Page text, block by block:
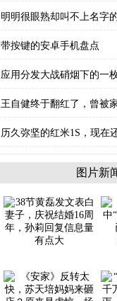
明明很眼熟却叫不上名字
带按键的安卓手机盘点
应用分发大战硝烟下的
王自健终于翻红了，曾被
历久弥坚的红米1S，现在
图片新